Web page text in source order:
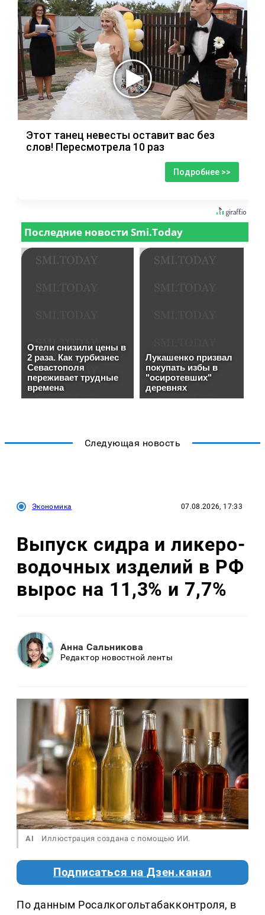
Этот танец невесты оставит вас без
слов! Пересмотрела 10 раз
Подробнее >>
Следующая новость
Экономика 07.08.2026, 17:33
Выпуск сидра и ликеро-
водочных изделий в РФ
вырос на 11,3% и 7,7%
Анна Сальникова
Редактор новостной ленты
AI Иллюстрация создана с помощью ИИ.
Подписаться на Дзен.канал
По данным Росалкогольтабакконтроля, в